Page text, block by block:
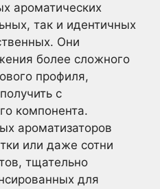
ароматических
так и идентичных
Они
более сложного
профиля,
с
компонента.
ароматизаторов
или даже сотни
тщательно
для